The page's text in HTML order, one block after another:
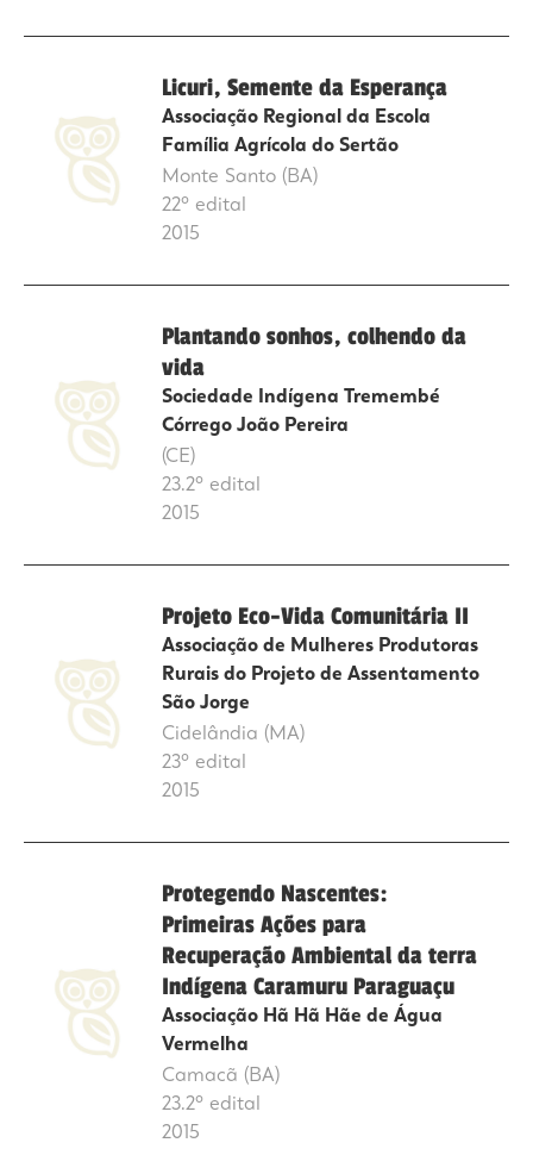
Licuri, Semente da Esperança
Associação Regional da Escola
Família Agrícola do Sertão
Monte Santo (BA)
22º edital
2015
Plantando sonhos, colhendo da
vida
Sociedade Indígena Tremembé
Córrego João Pereira
(CE)
23.2º edital
2015
Projeto Eco-Vida Comunitária II
Associação de Mulheres Produtoras
Rurais do Projeto de Assentamento
São Jorge
Cidelândia (MA)
23º edital
2015
Protegendo Nascentes:
Primeiras Ações para
Recuperação Ambiental da terra
Indígena Caramuru Paraguaçu
Associação Hã Hã Hãe de Água
Vermelha
Camacã (BA)
23.2º edital
2015